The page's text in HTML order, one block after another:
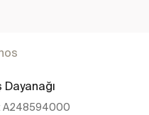
Dayanağı
A248594000